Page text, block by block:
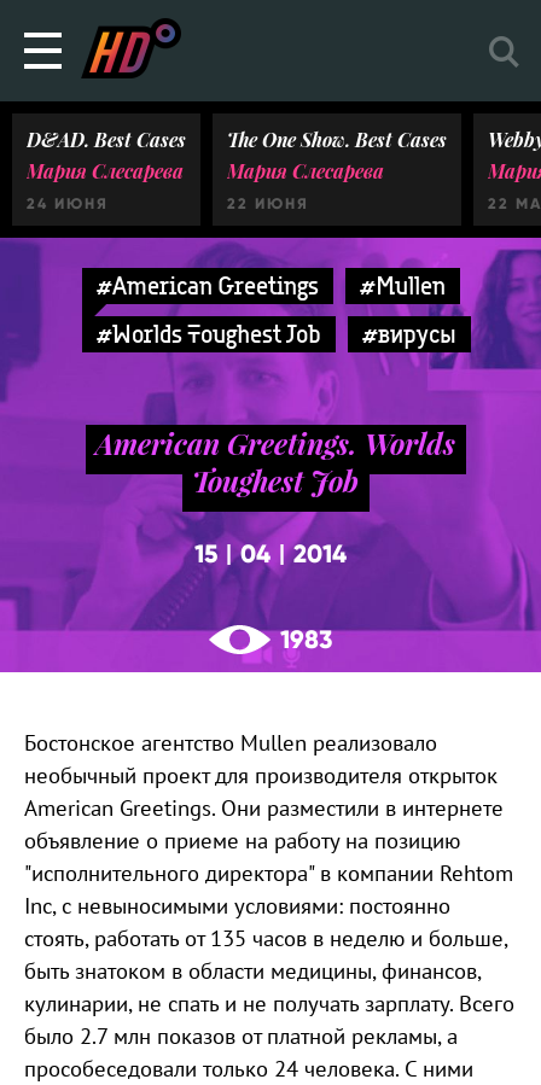
D&AD. Best Cases
Мария Слесарева
24 ИЮНЯ
The One Show. Best Cases
Мария Слесарева
22 ИЮНЯ 22
#American Greetings
#Mullen
#Worlds Toughest Job
#вирусы
American Greetings. Worlds
Toughest Job
15 04 |2014
1983
Бостонское агентство Mullen реализовало
необычный проект для производителя открыток
American Greetings. Они разместили в интернете
объявление о приеме на работу на позицию
"исполнительного директора" в компании Rehtom
Inc, с невыносимыми условиями: постоянно
стоять, работать от 135 часов в неделю и больше,
быть знатоком в области медицины, финансов,
кулинарии, не спать и не получать зарплату. Всего
было 2.7 млн показов от платной рекламы, а
прособеседовали только 24 человека. С ними